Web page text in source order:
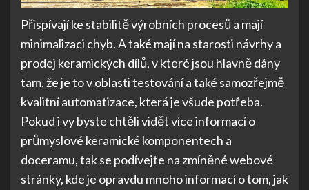
Přispívají ke stabilitě výrobních procesů a mají
minimalizaci chyb. A také mají na starosti návrhy a
prodej keramických dílů, v které jsou hlavně dány
tam, že je to v oblasti testování a také samozřejmě
kvalitní automatizace, která je všude potřeba.
Pokud i vy byste chtěli vidět více informací o
průmyslové keramické komponentech a
doceramu, tak se podívejte na zmíněné webové
stránky, kde je opravdu mnoho informací o tom, jak